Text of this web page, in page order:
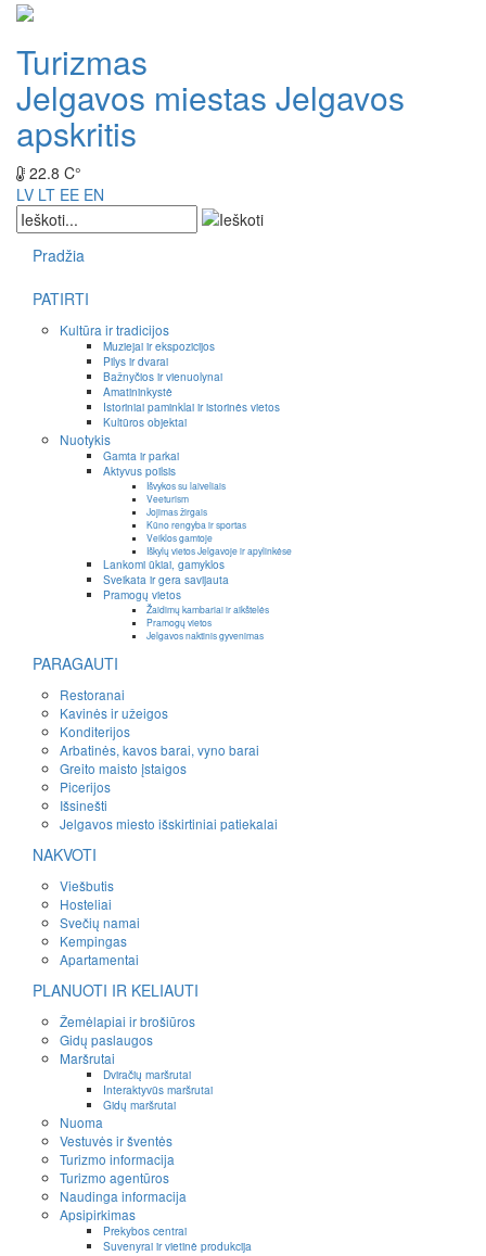
Turizmas
Jelgavos miestas Jelgavos
apskritis
22.8 C°
LV LT EE EN
Pradžia
PATIRTI
Kultūra ir tradicijos
Muziejai ir ekspozicijos
Pilys ir dvarai
Bažnyčios ir vienuolynai
Amatininkystė
Istoriniai paminklai ir istorinės vietos
Kultūros objektai
Nuotykis
Gamta ir parkai
Aktyvus poilsis
Išvykos su laiveliais
Veeturism
Jojimas žirgais
Kūno rengyba ir sportas
Veiklos gamtoje
Iškylų vietos Jelgavoje ir apylinkėse
Lankomi ūkiai, gamyklos
Sveikata ir gera savijauta
Pramogų vietos
Žaidimų kambariai ir aikštelės
Pramogų vietos
Jelgavos naktinis gyvenimas
PARAGAUTI
Restoranai
Kavinės ir užeigos
Konditerijos
Arbatinės, kavos barai, vyno barai
Greito maisto įstaigos
Picerijos
Išsinešti
Jelgavos miesto išskirtiniai patiekalai
NAKVOTI
Viešbutis
Hosteliai
Svečių namai
Kempingas
Apartamentai
PLANUOTI IR KELIAUTI
Žemėlapiai ir brošiūros
Gidų paslaugos
Maršrutai
Dviračių maršrutai
Interaktyvūs maršrutai
Gidų maršrutai
Nuoma
Vestuvės ir šventės
Turizmo informacija
Turizmo agentūros
Naudinga informacija
Apsipirkimas
Prekybos centrai
Suvenyrai ir vietinė produkcija